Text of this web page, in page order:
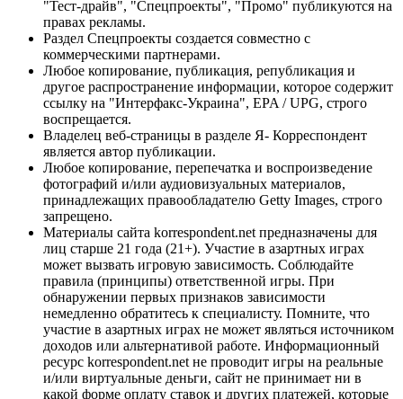
"Тест-драйв", "Спецпроекты", "Промо" публикуются на
правах рекламы.
Раздел Спецпроекты создается совместно с
коммерческими партнерами.
Любое копирование, публикация, републикация и
другое распространение информации, которое содержит
ссылку на "Интерфакс-Украина", EPA / UPG, строго
воспрещается.
Владелец веб-страницы в разделе Я- Корреспондент
является автор публикации.
Любое копирование, перепечатка и воспроизведение
фотографий и/или аудиовизуальных материалов,
принадлежащих правообладателю Getty Images, строго
запрещено.
Материалы сайта korrespondent.net предназначены для
лиц старше 21 года (21+). Участие в азартных играх
может вызвать игровую зависимость. Соблюдайте
правила (принципы) ответственной игры. При
обнаружении первых признаков зависимости
немедленно обратитесь к специалисту. Помните, что
участие в азартных играх не может являться источником
доходов или альтернативой работе. Информационный
ресурс korrespondent.net не проводит игры на реальные
и/или виртуальные деньги, сайт не принимает ни в
какой форме оплату ставок и других платежей, которые